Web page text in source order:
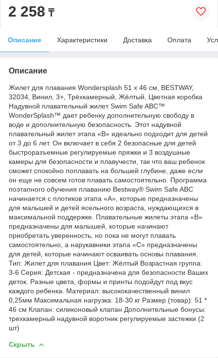
2 258 ₸
Описание Характеристики Доставка Оплата
Описание
Жилет для плавания Wondersplash 51 х 46 см, BESTWAY,
32034, Винил, 3+, Трёхкамерный, Жёлтый, Цветная коробка
Надувной плавательный жилет Swim Safe ABC™
WonderSplash™ дает ребенку дополнительную свободу в
воде и дополнительную безопасность. Этот надувной
плавательный жилет этапа «B» идеально подходит для детей
от 3 до 6 лет. Он включает в себя 2 безопасные для детей
быстроразъемные регулируемые пряжки и 3 воздушные
камеры для безопасности и плавучести, так что ваш ребенок
сможет спокойно поплавать на большей глубине, даже если
он еще не совсем готов плавать самостоятельно. Программа
поэтапного обучения плаванию Bestway® Swim Safe ABC
начинается с плотиков этапа «A», которые предназначены
для малышей и детей ясельного возраста, нуждающихся в
максимальной поддержке. Плавательные жилеты этапа «B»
предназначены для малышей, которые начинают
приобретать уверенность, но пока не могут плавать
самостоятельно, а нарукавники этапа «C» предназначены
для детей, которые начинают осваивать основы плавания.
Тип: Жилет для плавания Цвет: Жёлтый Возрастная группа:
3-6 Серия: Детская - предназначена для безопасности Ваших
деток. Разные цвета, формы и принты подойдут под вкус
каждого ребенка. Материал: высококачественный винил
0,25мм Максимальная нагрузка: 18-30 кг Размер (товар): 51 *
46 см Клапан: силиконовый клапан Дополнительные бонусы:
трехкамерный надувной воротник регулируемые застежки (2
шт)
Скрыть